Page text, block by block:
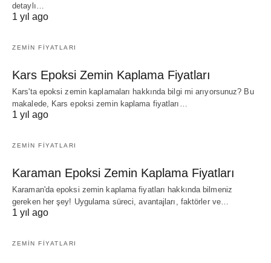
detaylı…
1 yıl ago
ZEMIN FIYATLARI
Kars Epoksi Zemin Kaplama Fiyatları
Kars'ta epoksi zemin kaplamaları hakkında bilgi mi arıyorsunuz? Bu
makalede, Kars epoksi zemin kaplama fiyatları…
1 yıl ago
ZEMIN FIYATLARI
Karaman Epoksi Zemin Kaplama Fiyatları
Karaman'da epoksi zemin kaplama fiyatları hakkında bilmeniz
gereken her şey! Uygulama süreci, avantajları, faktörler ve…
1 yıl ago
ZEMIN FIYATLARI